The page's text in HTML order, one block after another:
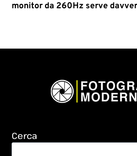
monitor da 260Hz serve
Cerca